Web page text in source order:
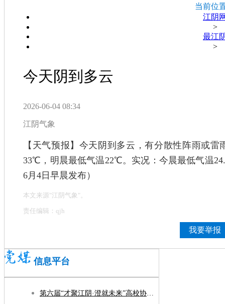
当前位
江阴
>
最江
>
今天阴到多云
2026-06-04 08:34
江阴气象
【天气预报】今天阴到多云，有分散性阵雨或
33℃，明晨最低气温22℃。实况：今晨最低气温
6月4日早晨发布）
本文来源"江阴气象"。
责任编辑：qjh
我要举报
信息平台
第六届“才聚江阴·澄就未来”高校协同引才发展大会暨AI赋能人才发展交流会开幕